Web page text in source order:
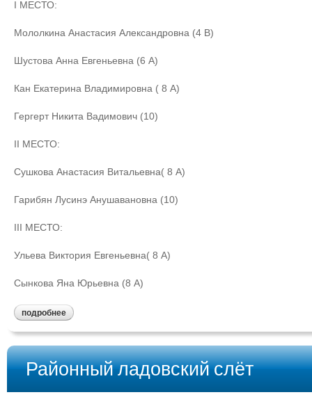
I МЕСТО:
Мололкина Анастасия Александровна (4 В)
Шустова Анна Евгеньевна (6 А)
Кан Екатерина Владимировна ( 8 А)
Гергерт Никита Вадимович (10)
II МЕСТО:
Сушкова Анастасия Витальевна( 8 А)
Гарибян Лусинэ Анушавановна (10)
III МЕСТО:
Ульева Виктория Евгеньевна( 8 А)
Сынкова Яна Юрьевна (8 А)
подробнее
Районный ладовский слёт